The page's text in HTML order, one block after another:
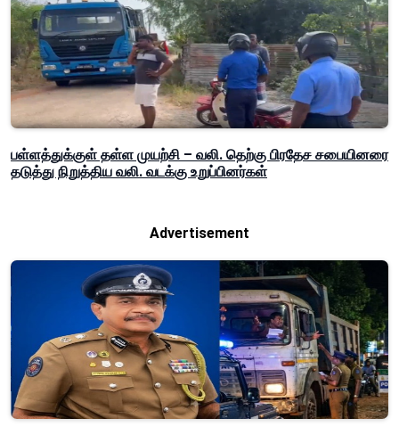
பள்ளத்துக்குள் தள்ள முயற்சி – வலி. தெற்கு பிரதேச சபையினரை
தடுத்து நிறுத்திய வலி. வடக்கு உறுப்பினர்கள்
Advertisement